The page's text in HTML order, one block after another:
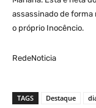
assassinado de forma
o próprio Inocêncio.
RedeNoticia
TAGS Destaque